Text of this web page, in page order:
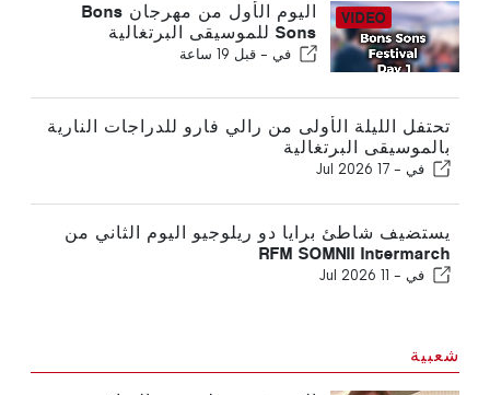
اليوم الأول من مهرجان Bons
Sons للموسيقى البرتغالية
في - قبل 19 ساعة
تحتفل الليلة الأولى من رالي فارو للدراجات النارية
بالموسيقى البرتغالية
في - 17 Jul 2026
يستضيف شاطئ برايا دو ريلوجيو اليوم الثاني من
RFM SOMNII Intermarch
في - 11 Jul 2026
شعبية